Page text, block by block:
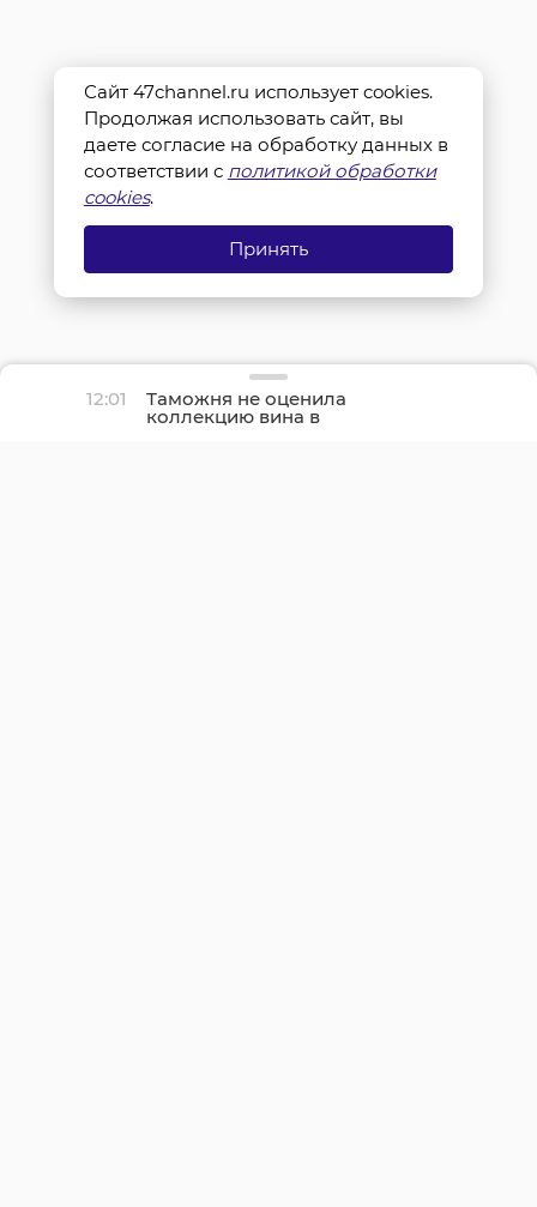
12:01 Таможня не оценила
коллекцию вина в
Сайт 47channel.ru использует cookies.
Продолжая использовать сайт, вы
даете согласие на обработку данных в
соответствии с политикой обработки
cookies.
Принять